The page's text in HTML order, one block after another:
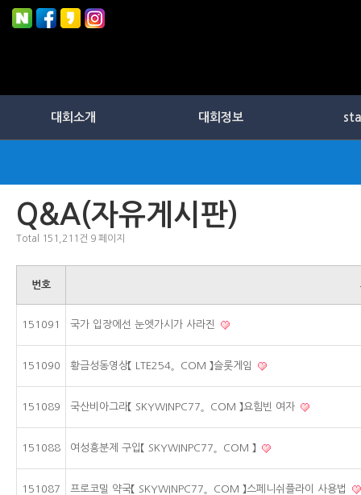
대회소개 대회정보
Q&A(자유게시판)
Total 151,211건 9 페이지
번호
151091 국가 입장에선 눈엣가시가 사라진
151090 황금성동영상【 LTE254。COM 】슬롯게임
151089 국산비아그라【 SKYWINPC77。COM 】요힘빈 여자
151088 여성흥분제 구입【 SKYWINPC77。COM 】
151087 프로코밀 약국【 SKYWINPC77。COM 】스페니쉬플라이 사용법